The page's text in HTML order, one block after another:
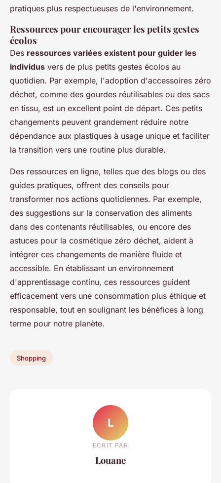
pratiques plus respectueuses de l'environnement.
Ressources pour encourager les petits gestes
écolos
Des ressources variées existent pour guider les
individus vers de plus petits gestes écolos au
quotidien. Par exemple, l'adoption d'accessoires zéro
déchet, comme des gourdes réutilisables ou des sacs
en tissu, est un excellent point de départ. Ces petits
changements peuvent grandement réduire notre
dépendance aux plastiques à usage unique et faciliter
la transition vers une routine plus durable.
Des ressources en ligne, telles que des blogs ou des
guides pratiques, offrent des conseils pour
transformer nos actions quotidiennes. Par exemple,
des suggestions sur la conservation des aliments
dans des contenants réutilisables, ou encore des
astuces pour la cosmétique zéro déchet, aident à
intégrer ces changements de manière fluide et
accessible. En établissant un environnement
d'apprentissage continu, ces ressources guident
efficacement vers une consommation plus éthique et
responsable, tout en soulignant les bénéfices à long
terme pour notre planète.
Shopping
L
ECRIT PAR
Louane